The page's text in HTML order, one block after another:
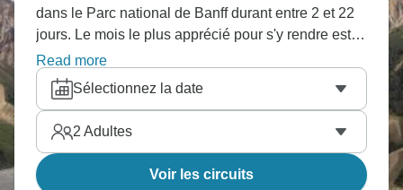
dans le Parc national de Banff durant entre 2 et 22
jours. Le mois le plus apprécié pour s'y rendre est
Juillet, c'est-à-dire le mois qui compte le plus grand
nombre de départs.
Read more
Sélectionnez la date
2 Adultes
Voir les circuits